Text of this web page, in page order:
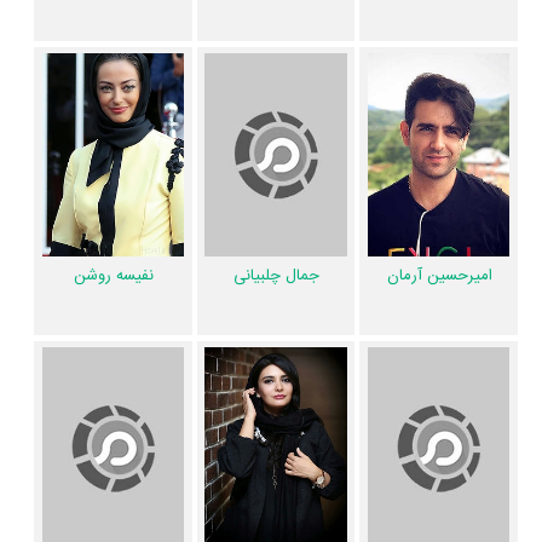
رامندی
سجاد شیرپور،علی شهبازی ،مرجان شکوفکی،حسین
کریمی
،مجتبی احمدی ابوالفضل احمدی،سیدسپهر
رضویون،پیام پاکانی،کسری بالایی،محمدرضا فروتن ،نازنین بیاتی، مریلا
زارعی،رابعه مدنی،محمد صادقی،پانته آ کیقبادی مهتا سیدیان ،علی فرهنگی
بهزاد محسنی،مجید لطفی صادق عرفانی،مهدی فرجی ،محمد قربانی،کامبیز
و محمد زاهدی
را در این اثر تجربه کرده است. در میان بازیگران مانکن نیز
اولین‌مرتبه در مانکن رخ داده است. مانند:رضا توکلی وعلی‌اصغر نوعی،
حسین پاکدلوعلی دهقان‌زاده
وجمال چلبیانی نفیسه روشنوعلیرضا میرزامحمدعلی.
عوامل تولید و بازیگران مانکن در اینستاگرام نیز فعال هستند و مجموع میزان
فالوئرهای اینستاگرام 26 نفر از این هنرمندان به بیش از 12،020،190 نفر
می‌رسد. بنابراین مانکن ظرفیت مناسبی برای دوباره دیدن شدن در میان عموم
امیرحسین آرمان جمال چلبیانی نفیسه روشن